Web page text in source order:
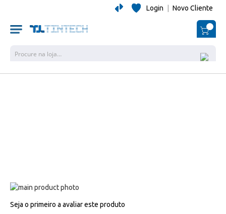
Login Novo Cliente
O
Salte
o
para
Seja o primeiro a avaliar este produto